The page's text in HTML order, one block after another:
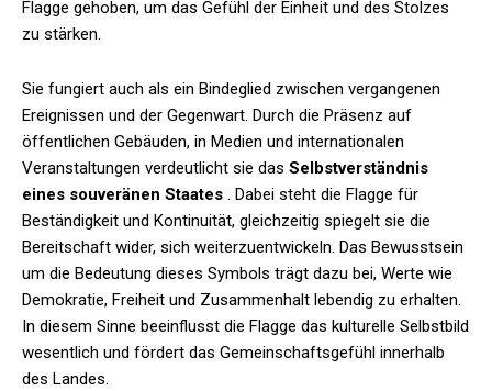
Flagge gehoben, um das Gefühl der Einheit und des Stolzes
zu stärken.
Sie fungiert auch als ein Bindeglied zwischen vergangenen
Ereignissen und der Gegenwart. Durch die Präsenz auf
öffentlichen Gebäuden, in Medien und internationalen
Veranstaltungen verdeutlicht sie das Selbstverständnis
eines souveränen Staates . Dabei steht die Flagge für
Beständigkeit und Kontinuität, gleichzeitig spiegelt sie die
Bereitschaft wider, sich weiterzuentwickeln. Das Bewusstsein
um die Bedeutung dieses Symbols trägt dazu bei, Werte wie
Demokratie, Freiheit und Zusammenhalt lebendig zu erhalten.
In diesem Sinne beeinflusst die Flagge das kulturelle Selbstbild
wesentlich und fördert das Gemeinschaftsgefühl innerhalb
des Landes.